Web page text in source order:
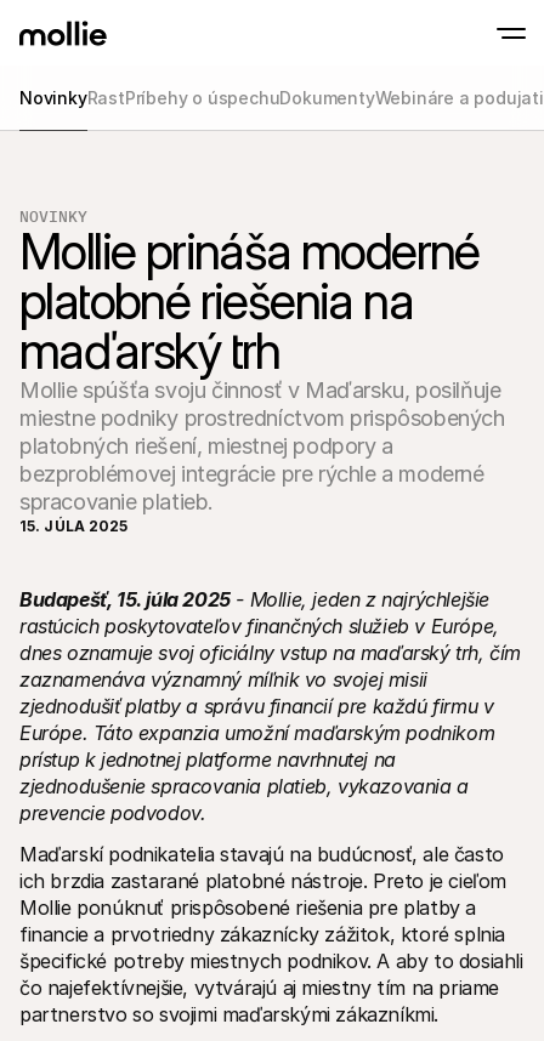
Prijímajte platby
terminálov a
Pokladňa
Ponúknite checkout
Akceptácia a riziko
Zabráňte podvodom
optimalizujte
Partneri
Pre agentúry
Zistite viac o našom programe partnerských agentúr
Technické zdroje
Portál pre vývojárov
Objavte zdroje a aktualizácie pre vývojárov
Knižnice
Integrujte Mollie s pripravenými knižnicami
Komunita na Discorde
O spoločnosti Mollie
Ceny
Zobraziť naše ceny
O nás
Zistite viac o našom príbehu a
hodnotách
Novinky
Prečítajte si najnovšie správy od
Mollie
Obsah
NovinkyRastPríbehy o úspechuDokumentyWebináre a
NOVINKY
Mollie prináša moderné
platobné riešenia na
maďarský trh
Mollie spúšťa svoju činnosť v Maďarsku, posilňuje
miestne podniky prostredníctvom prispôsobených
platobných riešení, miestnej podpory a
bezproblémovej integrácie pre rýchle a moderné
spracovanie platieb.
15. JÚLA 2025
Budapešť, 15. júla 2025 - Mollie, jeden z najrýchlejšie
rastúcich poskytovateľov finančných služieb v Európe,
dnes oznamuje svoj oficiálny vstup na maďarský trh, čím
zaznamenáva významný míľnik vo svojej misii
zjednodušiť platby a správu financií pre každú firmu v
Európe. Táto expanzia umožní maďarským podnikom
prístup k jednotnej platforme navrhnutej na
zjednodušenie spracovania platieb, vykazovania a
prevencie podvodov.
Maďarskí podnikatelia stavajú na budúcnosť, ale často
ich brzdia zastarané platobné nástroje. Preto je cieľom
Mollie ponúknuť prispôsobené riešenia pre platby a
financie a prvotriedny zákaznícky zážitok, ktoré splnia
špecifické potreby miestnych podnikov. A aby to dosiahli
čo najefektívnejšie, vytvárajú aj miestny tím na priame
partnerstvo so svojimi maďarskými zákazníkmi.